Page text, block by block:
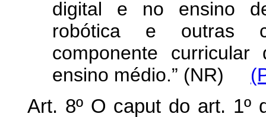
digital e no ensino
robótica e outras
componente
ensino médio.” (NR)
Art. 8º O caput do art. 1º